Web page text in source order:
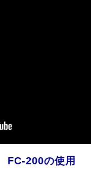
200の使用